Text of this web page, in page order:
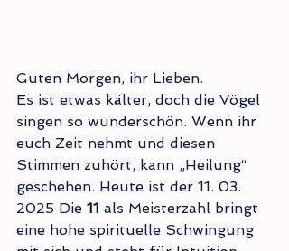
Guten Morgen, ihr Lieben.
Es ist etwas kälter, doch die Vögel
singen so wunderschön. Wenn ihr
euch Zeit nehmt und diesen
Stimmen zuhört, kann „Heilung“
geschehen. Heute ist der 11. 03.
2025 Die 11 als Meisterzahl bringt
eine hohe spirituelle Schwingung